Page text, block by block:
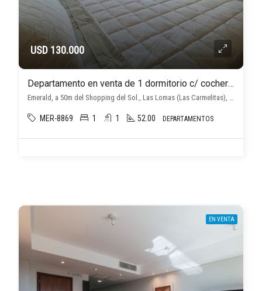
USD 130.000
Departamento en venta de 1 dormitorio c/ cochera en Las Lomas (Las Carmelitas)
Emerald, a 50m del Shopping del Sol., Las Lomas (Las Carmelitas), Asunción D.C.
MER-8869 1 1 52.00 DEPARTAMENTOS
EN VENTA